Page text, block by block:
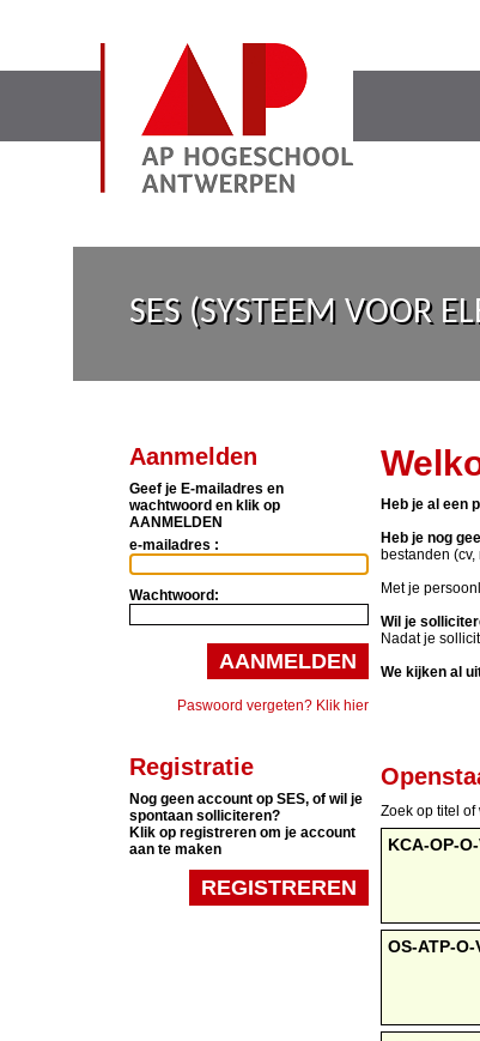
SES (SYSTEEM VOOR
Aanmelden
Geef je E-mailadres en
wachtwoord en klik op
AANMELDEN
e-mailadres :
Wachtwoord:
AANMELDEN
Paswoord vergeten? Klik hier
Registratie
Nog geen account op SES, of wil je
spontaan solliciteren?
Klik op registreren om je account
aan te maken
REGISTREREN
Heb je al een
Heb je nog
bestanden
Met je
Wil je
Nadat je
We kijken al
Zoek op titel
KCA-OP-
OS-ATP-